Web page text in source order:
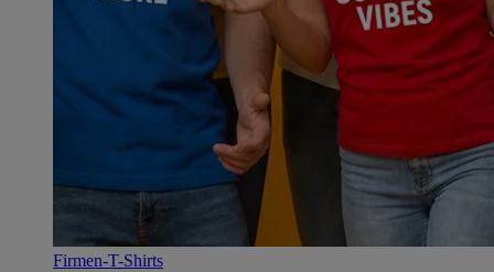
Firmen-T-Shirts